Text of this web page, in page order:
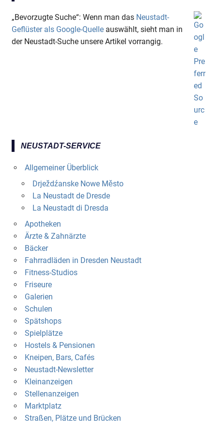
„Bevorzugte Suche“: Wenn man das Neustadt-
Geflüster als Google-Quelle auswählt, sieht man in
der Neustadt-Suche unsere Artikel vorrangig.
NEUSTADT-SERVICE
Allgemeiner Überblick
Drježdźanske Nowe Město
La Neustadt de Dresde
La Neustadt di Dresda
Apotheken
Ärzte & Zahnärzte
Bäcker
Fahrradläden in Dresden Neustadt
Fitness-Studios
Friseure
Galerien
Schulen
Spätshops
Spielplätze
Hostels & Pensionen
Kneipen, Bars, Cafés
Neustadt-Newsletter
Kleinanzeigen
Stellenanzeigen
Marktplatz
Straßen, Plätze und Brücken